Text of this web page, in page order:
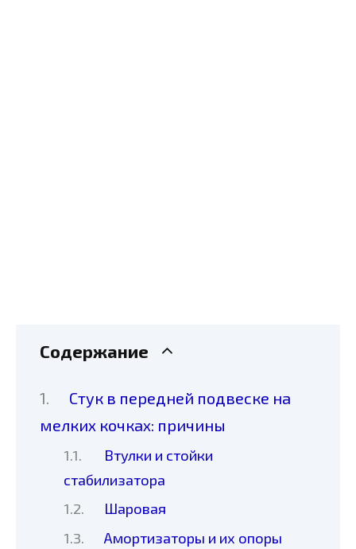
Содержание
Стук в передней подвеске на
мелких кочках: причины
Втулки и стойки
стабилизатора
Шаровая
Амортизаторы и их опоры